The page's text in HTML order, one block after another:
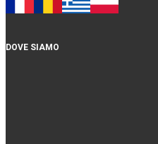
DOVE SIAMO